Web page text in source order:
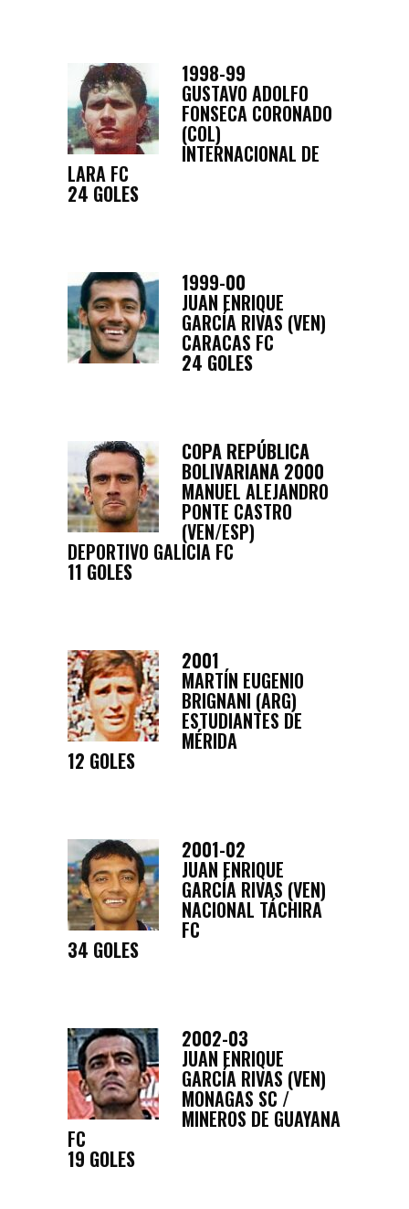
1998-99
GUSTAVO ADOLFO
FONSECA CORONADO
(COL)
INTERNACIONAL DE
LARA FC
24 GOLES
1999-00
JUAN ENRIQUE
GARCÍA RIVAS (VEN)
CARACAS FC
24 GOLES
COPA REPÚBLICA
BOLIVARIANA 2000
MANUEL ALEJANDRO
PONTE CASTRO
(VEN/ESP)
DEPORTIVO GALICIA FC
11 GOLES
2001
MARTÍN EUGENIO
BRIGNANI (ARG)
ESTUDIANTES DE
MÉRIDA
12 GOLES
2001-02
JUAN ENRIQUE
GARCÍA RIVAS (VEN)
NACIONAL TÁCHIRA
FC
34 GOLES
2002-03
JUAN ENRIQUE
GARCÍA RIVAS (VEN)
MONAGAS SC /
MINEROS DE GUAYANA
FC
19 GOLES